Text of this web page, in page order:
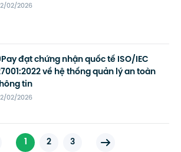
02/2026
đạt chứng nhận quốc tế ISO/IEC
về hệ thống quản lý an toàn
tin
02/2026
1 2 3